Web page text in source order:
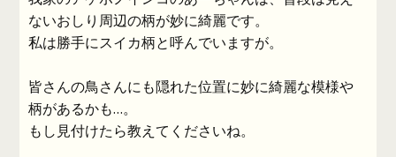
ないおしり周辺の柄が妙に綺麗です。
私は勝手にスイカ柄と呼んでいますが。
皆さんの鳥さんにも隠れた位置に妙に綺麗な模様や
柄があるかも…。
もし見付けたら教えてくださいね。